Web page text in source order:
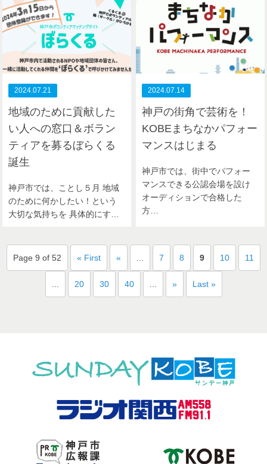
2024.07.21
地域のために貢献した
い人への窓口＆ボラン
ティアを募るぼらくる
誕生
神戸市では、ことし５月 地域
のために何かしたい！という
大切な気持ちを 具体的にす…
2024.07.14
神戸の街角で芸術を！
KOBEまちなかパフォー
マンスはじまる
神戸市では、街中でパフォー
マンスできる公認会場を設け
オーディションで合格した
方…
Page 9 of 52 « First « ... 7 8 9 10 11
... 20 30 40 ... » Last »